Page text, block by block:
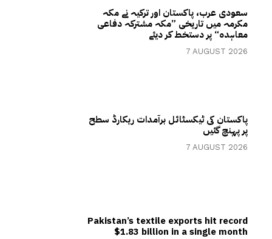
سعودی عرب، پاکستان اور ترکیہ نے مکہ
مکرمہ میں تاریخی ”مکہ مشترکہ دفاعی
معاہدہ“ پر دستخط کر دیئے
7 AUGUST 2026
پاکستان کی ٹیکسٹائل برآمدات ریکارڈ سطح
پر پہنچ گئیں
7 AUGUST 2026
Pakistan’s textile exports hit record
$1.83 billion in a single month